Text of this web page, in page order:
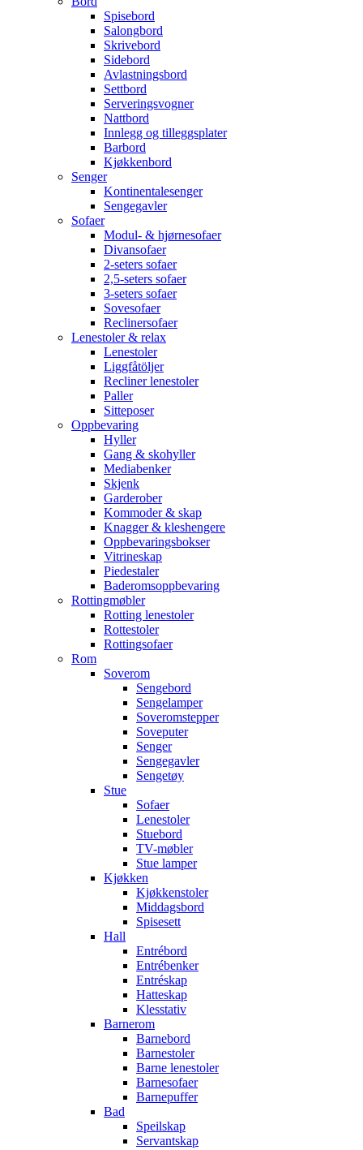
Spisebord
Salongbord
Skrivebord
Sidebord
Avlastningsbord
Settbord
Serveringsvogner
Nattbord
Innlegg og tilleggsplater
Barbord
Kjøkkenbord
Senger
Kontinentalesenger
Sengegavler
Sofaer
Modul- & hjørnesofaer
Divansofaer
2-seters sofaer
2,5-seters sofaer
3-seters sofaer
Sovesofaer
Reclinersofaer
Lenestoler & relax
Lenestoler
Liggfåtöljer
Recliner lenestoler
Paller
Sitteposer
Oppbevaring
Hyller
Gang & skohyller
Mediabenker
Skjenk
Garderober
Kommoder & skap
Knagger & kleshengere
Oppbevaringsbokser
Vitrineskap
Piedestaler
Baderomsoppbevaring
Rottingmøbler
Rotting lenestoler
Rottestoler
Rottingsofaer
Rom
Soverom
Sengebord
Sengelamper
Soveromstepper
Soveputer
Senger
Sengegavler
Sengetøy
Stue
Sofaer
Lenestoler
Stuebord
TV-møbler
Stue lamper
Kjøkken
Kjøkkenstoler
Middagsbord
Spisesett
Hall
Entrébord
Entrébenker
Entréskap
Hatteskap
Klesstativ
Barnerom
Barnebord
Barnestoler
Barne lenestoler
Barnesofaer
Barnepuffer
Bad
Speilskap
Servantskap